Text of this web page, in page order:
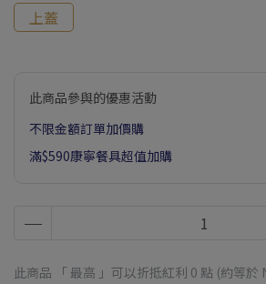
上蓋
此商品參與的優惠活動
不限金額訂單加價購
滿$590康寧餐具超值加購
此商品 「 最高 」可以折抵紅利 0 點 (約等於